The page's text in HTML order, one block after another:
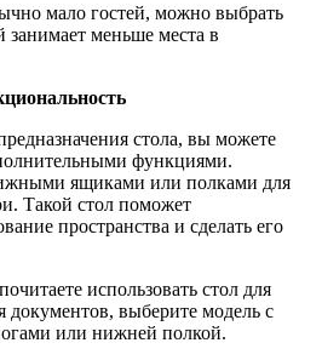
мало гостей, можно выбрать
занимает меньше места в
стола, вы можете
функциями.
ящиками или полками для
Такой стол поможет
пространства и сделать его
использовать стол для
документов, выберите модель с
или нижней полкой.